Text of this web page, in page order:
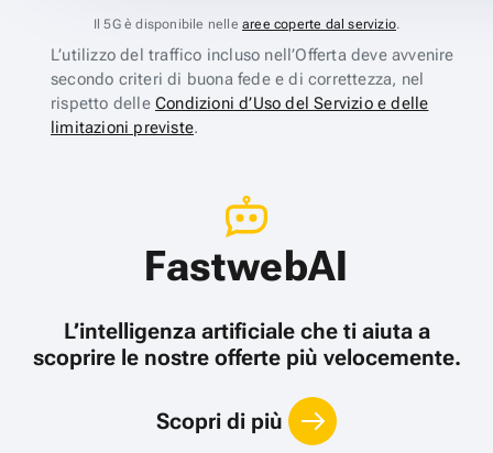
Il 5G è disponibile nelle aree coperte dal servizio.
L’utilizzo del traffico incluso nell’Offerta deve avvenire
secondo criteri di buona fede e di correttezza, nel
rispetto delle Condizioni d’Uso del Servizio e delle
limitazioni previste.
FastwebAI
L’intelligenza artificiale che ti aiuta a
scoprire le nostre offerte più velocemente.
Scopri di più